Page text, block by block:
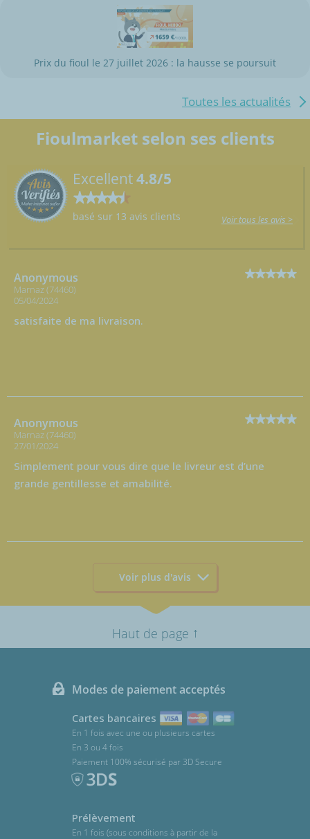
Prix du fioul le 27 juillet 2026 : la hausse se poursuit
Toutes les actualités
Fioulmarket selon ses clients
Excellent4.8/5
basé sur 13 avis clients Voir tous les avis >
Anonymous
Marnaz (74460)
05/04/2024
satisfaite de ma livraison.
Anonymous
Marnaz (74460)
27/01/2024
Simplement pour vous dire que le livreur est d’une
grande gentillesse et amabilité.
Voir plus d'avis
Haut de page ↑
Modes de paiement acceptés
Cartes bancaires
En 1 fois avec une ou plusieurs cartes
En 3 ou 4 fois
Paiement 100% sécurisé par 3D Secure
Prélèvement
En 1 fois (sous conditions à partir de la